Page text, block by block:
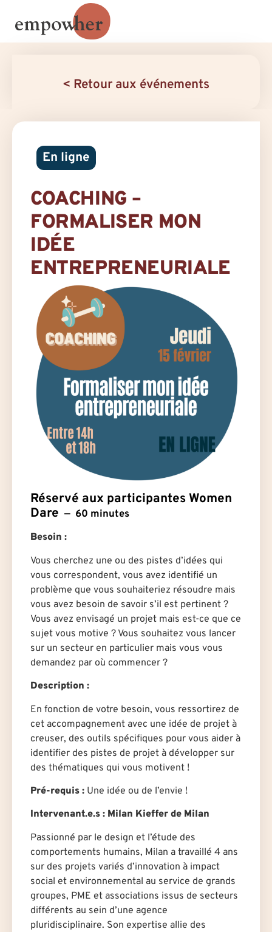
< Retour aux événements
En ligne
COACHING –
FORMALISER MON
IDÉE
ENTREPRENEURIALE
Réservé aux participantes Women
Dare
60 minutes
Besoin :
Vous cherchez une ou des pistes d’idées qui
vous correspondent, vous avez identifié un
problème que vous souhaiteriez résoudre mais
vous avez besoin de savoir s’il est pertinent ?
Vous avez envisagé un projet mais est-ce que ce
sujet vous motive ? Vous souhaitez vous lancer
sur un secteur en particulier mais vous vous
demandez par où commencer ?
Description :
En fonction de votre besoin, vous ressortirez de
cet accompagnement avec une idée de projet à
creuser, des outils spécifiques pour vous aider à
identifier des pistes de projet à développer sur
des thématiques qui vous motivent !
Pré-requis : Une idée ou de l’envie !
Intervenant.e.s : Milan Kieffer de Milan
Passionné par le design et l’étude des
comportements humains, Milan a travaillé 4 ans
sur des projets variés d’innovation à impact
social et environnemental au service de grands
groupes, PME et associations issus de secteurs
différents au sein d’une agence
pluridisciplinaire. Son expertise allie des